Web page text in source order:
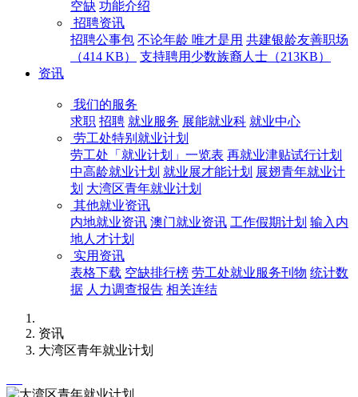
空缺 功能介绍
招聘资讯
招聘公事包 不论年龄 唯才是用 共建银龄友善职场
（414 KB）
支持聘用少数族裔人士（213KB）
资讯
我们的服务
求职 招聘 就业服务 展能就业科 就业中心
劳工处特别就业计划
劳工处「就业计划」一览表 再就业津贴试行计划
中高龄就业计划 就业展才能计划 展翅青年就业计
划 大湾区青年就业计划
其他就业资讯
内地就业资讯 澳门就业资讯 工作假期计划 输入内
地人才计划
实用资讯
表格下载 空缺排行榜 劳工处就业服务刊物 统计数
据 人力调查报告 相关连结
资讯
大湾区青年就业计划